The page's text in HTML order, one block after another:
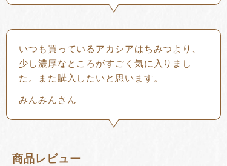
いつも買っているアカシアはちみつより、
少し濃厚なところがすごく気に入りまし
た。また購入したいと思います。
みんみんさん
商品レビュー